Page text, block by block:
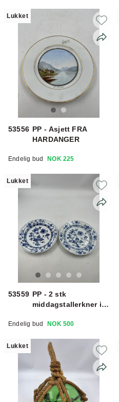
Lukket
53556 PP - Asjett FRA
HARDANGER
Endelig bud NOK 225
Lukket
53559 PP - 2 stk
middagstallerkner i
Endelig bud NOK 500
Lukket